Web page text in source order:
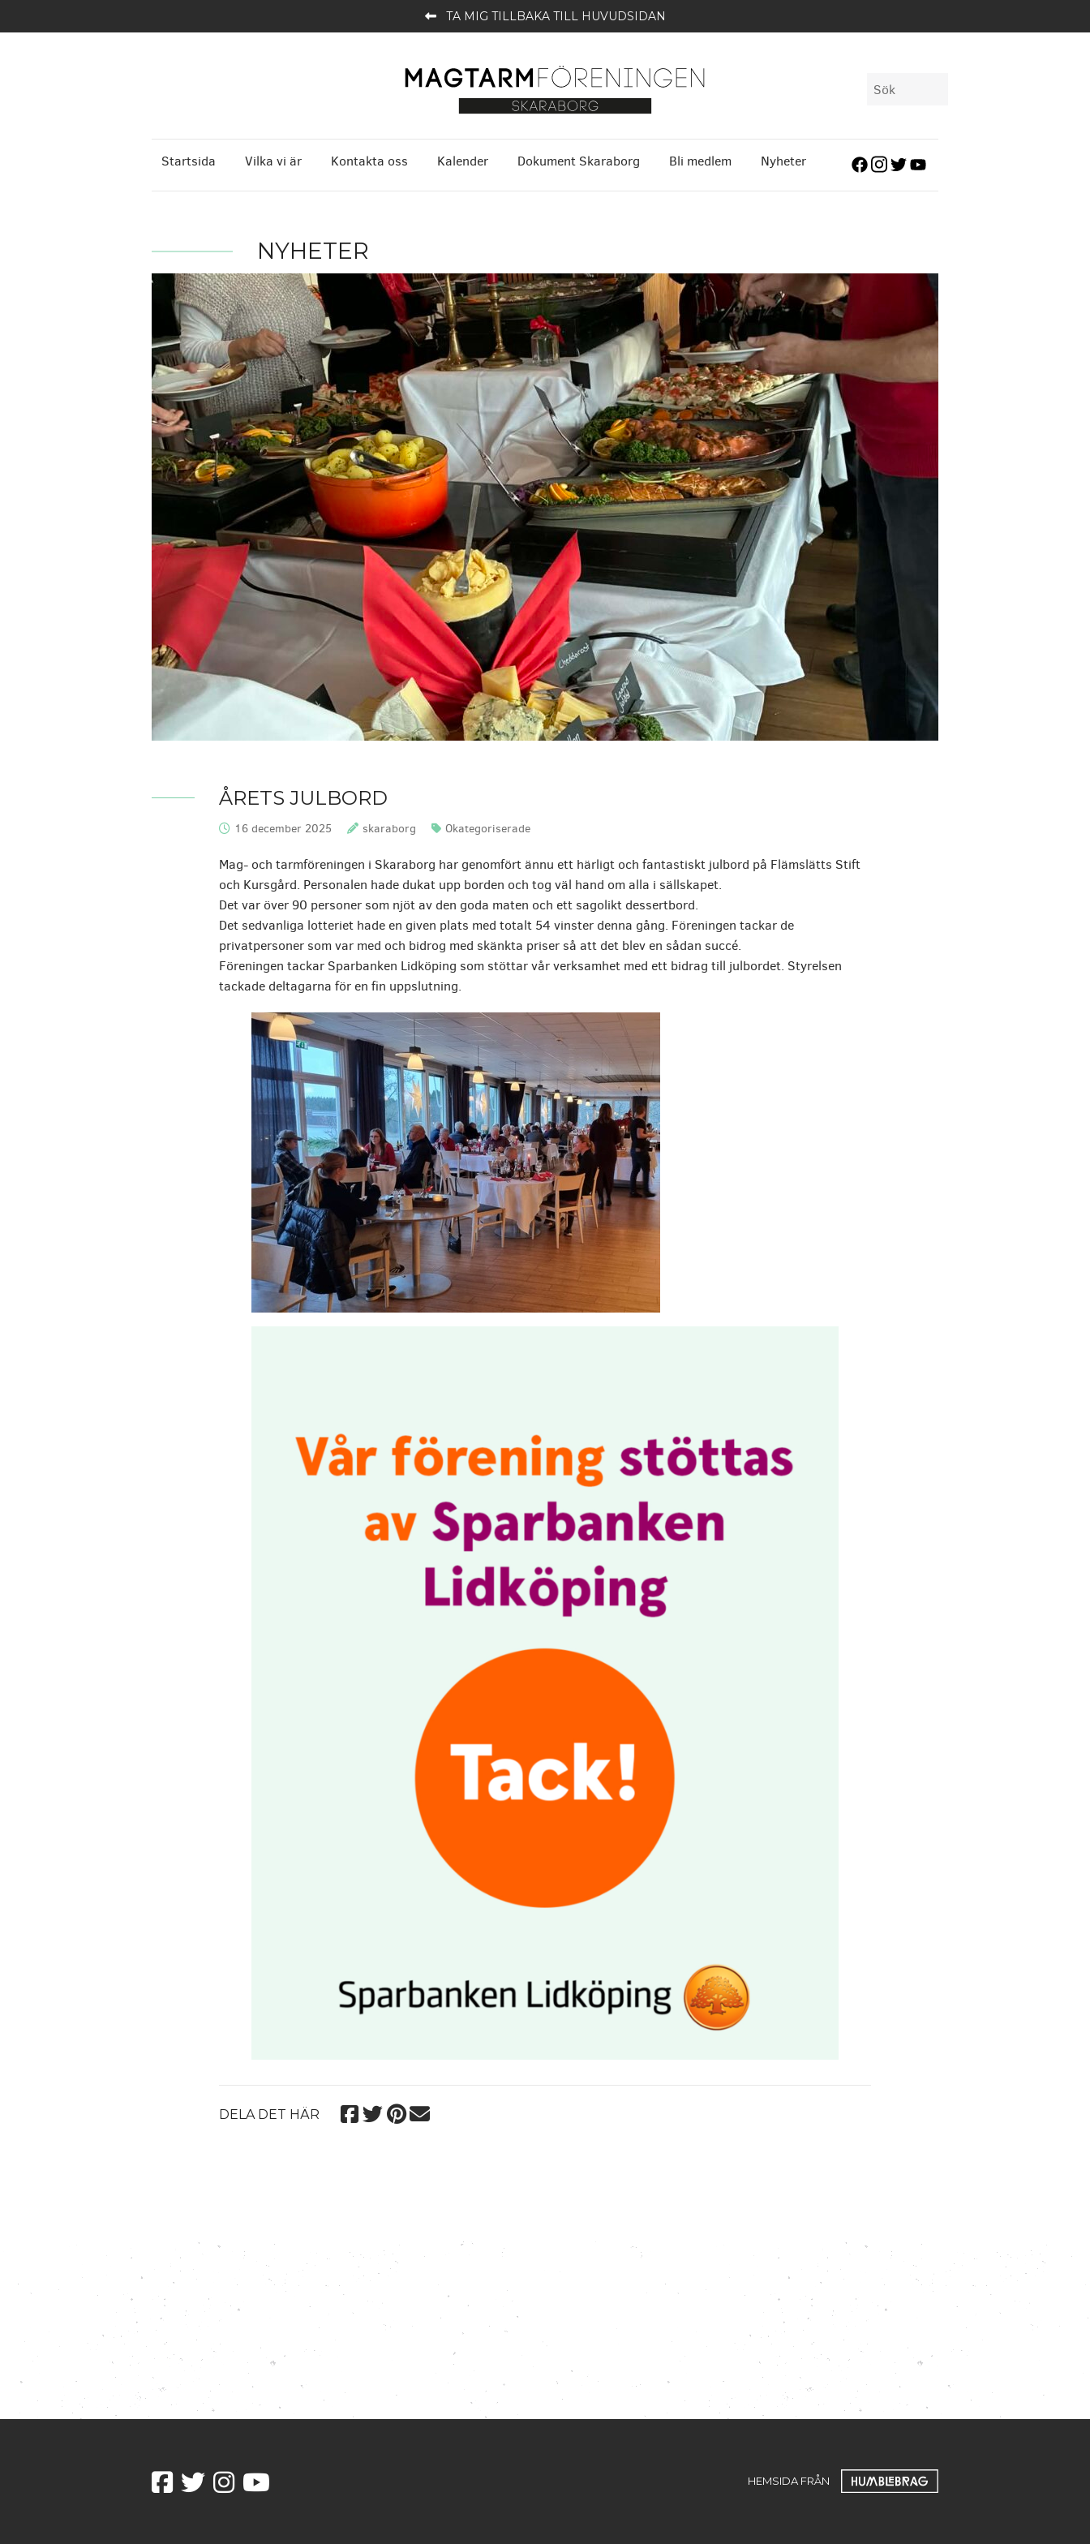
TA MIG TILLBAKA TILL HUVUDSIDAN
Sök
Startsida Vilka vi är Kontakta oss Kalender Dokument Skaraborg Bli medlem Nyheter
NYHETER
ÅRETS JULBORD
Publicerat:
16 december 2025 Skrivet av:
skaraborg Kategorier:
Okategoriserade
Mag- och tarmföreningen i Skaraborg har genomfört ännu ett härligt och fantastiskt julbord på Flämslätts Stift
och Kursgård. Personalen hade dukat upp borden och tog väl hand om alla i sällskapet.
Det var över 90 personer som njöt av den goda maten och ett sagolikt dessertbord.
Det sedvanliga lotteriet hade en given plats med totalt 54 vinster denna gång. Föreningen tackar de
privatpersoner som var med och bidrog med skänkta priser så att det blev en sådan succé.
Föreningen tackar Sparbanken Lidköping som stöttar vår verksamhet med ett bidrag till julbordet. Styrelsen
tackade deltagarna för en fin uppslutning.
DELA DET HÄR
FacebookTwitterInstagram HEMSIDA FRÅN